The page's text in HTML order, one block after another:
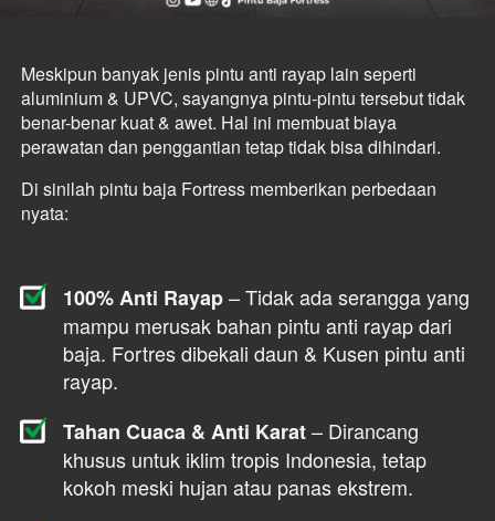
Meskipun banyak jenis pintu anti rayap lain seperti
aluminium & UPVC, sayangnya pintu-pintu tersebut tidak
benar-benar kuat & awet. Hal ini membuat biaya
perawatan dan penggantian tetap tidak bisa dihindari.
Di sinilah pintu baja Fortress memberikan perbedaan
nyata:
100% Anti Rayap – Tidak ada serangga yang
mampu merusak bahan pintu anti rayap dari
baja. Fortres dibekali daun & Kusen pintu anti
rayap.
Tahan Cuaca & Anti Karat – Dirancang
khusus untuk iklim tropis Indonesia, tetap
kokoh meski hujan atau panas ekstrem.